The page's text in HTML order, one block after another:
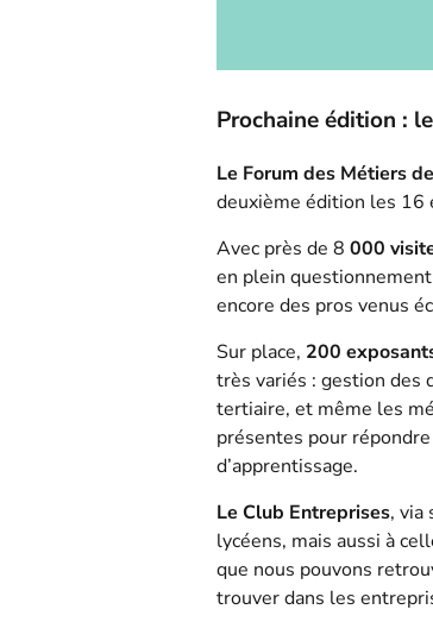
Prochaine édition :
Le Forum des Métiers
deuxième édition les 16
Avec près de 8 000
en plein
encore des pros venus
Sur place, 200
très variés : gestion des
tertiaire, et même les
présentes pour
d’apprentissage.
Le Club Entreprises, via
lycéens, mais aussi à
que nous pouvons
trouver dans les